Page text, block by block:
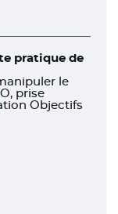
pratique de
le
prise
Objectifs